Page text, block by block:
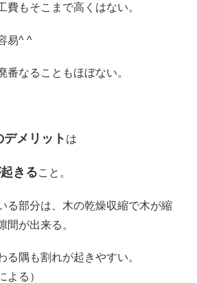
費もそこまで高くはない。
易^ ^
番なることもほぼない。
メリット は
きること。
る部分は、木の乾燥収縮で木が縮
間が出来る。
る隅も割れが起きやすい。
よる）